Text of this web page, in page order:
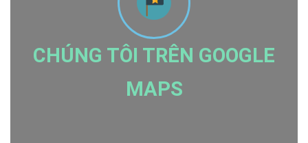
CHÚNG TÔI TRÊN GOOGLE
MAPS